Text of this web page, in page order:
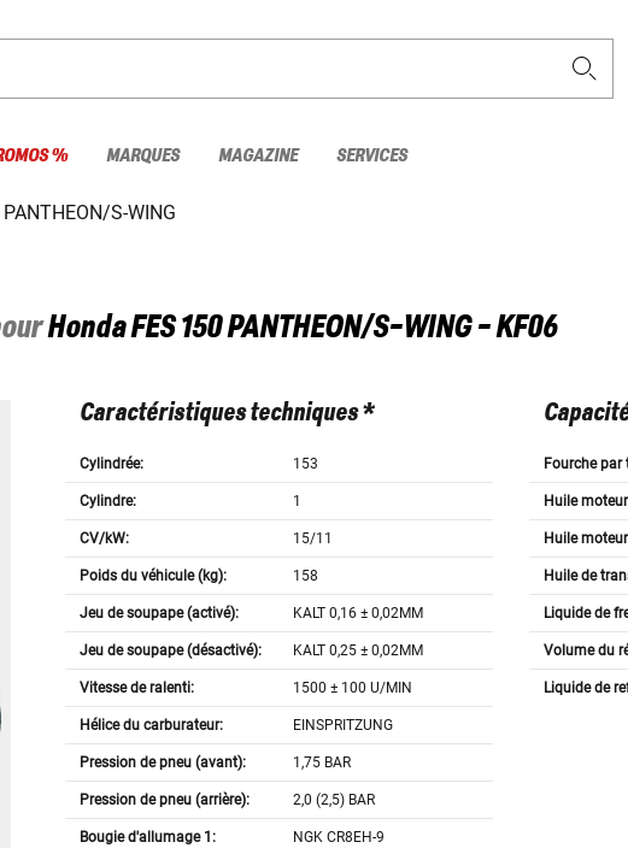
% MARQUES MAGAZINE SERVICES
S-WING
HondaFES 150 PANTHEON/S-WING - KF06
Caractéristiques techniques *
Cylindrée: 153
Cylindre: 1
CV/kW: 15/11
Poids du véhicule (kg): 158
Jeu de soupape (activé): KALT 0,16 ± 0,02MM
Jeu de soupape (désactivé): KALT 0,25 ± 0,02MM
Vitesse de ralenti: 1500 ± 100 U/MIN
Hélice du carburateur: EINSPRITZUNG
Pression de pneu (avant): 1,75 BAR
Pression de pneu (arrière): 2,0 (2,5) BAR
Bougie d'allumage 1: NGK CR8EH-9
Fourche par
Huile
Huile
Huile de
Liquide de
Volume du
Liquide de